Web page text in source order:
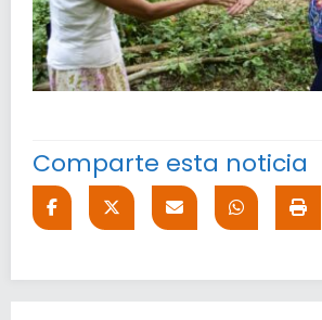
Comparte esta noticia